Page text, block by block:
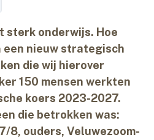
sterk onderwijs. Hoe
een nieuw strategisch
die wij hierover
150 mensen werkten
koers 2023-2027.
die betrokken was:
8, ouders, Veluwezoom-